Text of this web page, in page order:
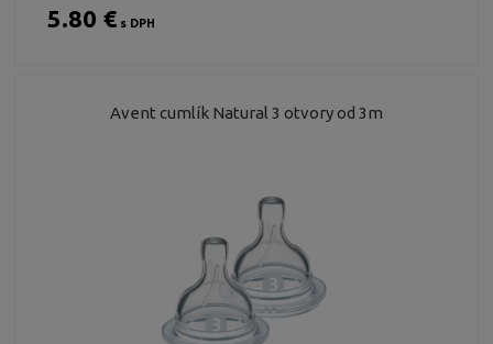
5.80 €s DPH
Avent cumlík Natural 3 otvory od 3m